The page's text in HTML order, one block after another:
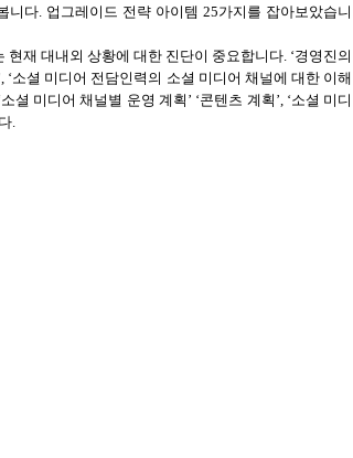
니다. 업그레이드 전략 아이템 25가지를 잡아보았습니
현재 대내외 상황에 대한 진단이 중요합니다. ‘경영진의
‘소셜 미디어 전담인력의 소셜 미디어 채널에 대한 이해
소셜 미디어 채널별 운영 계획 ’ ‘콘텐츠 계획 ’, ‘소셜 미디
.